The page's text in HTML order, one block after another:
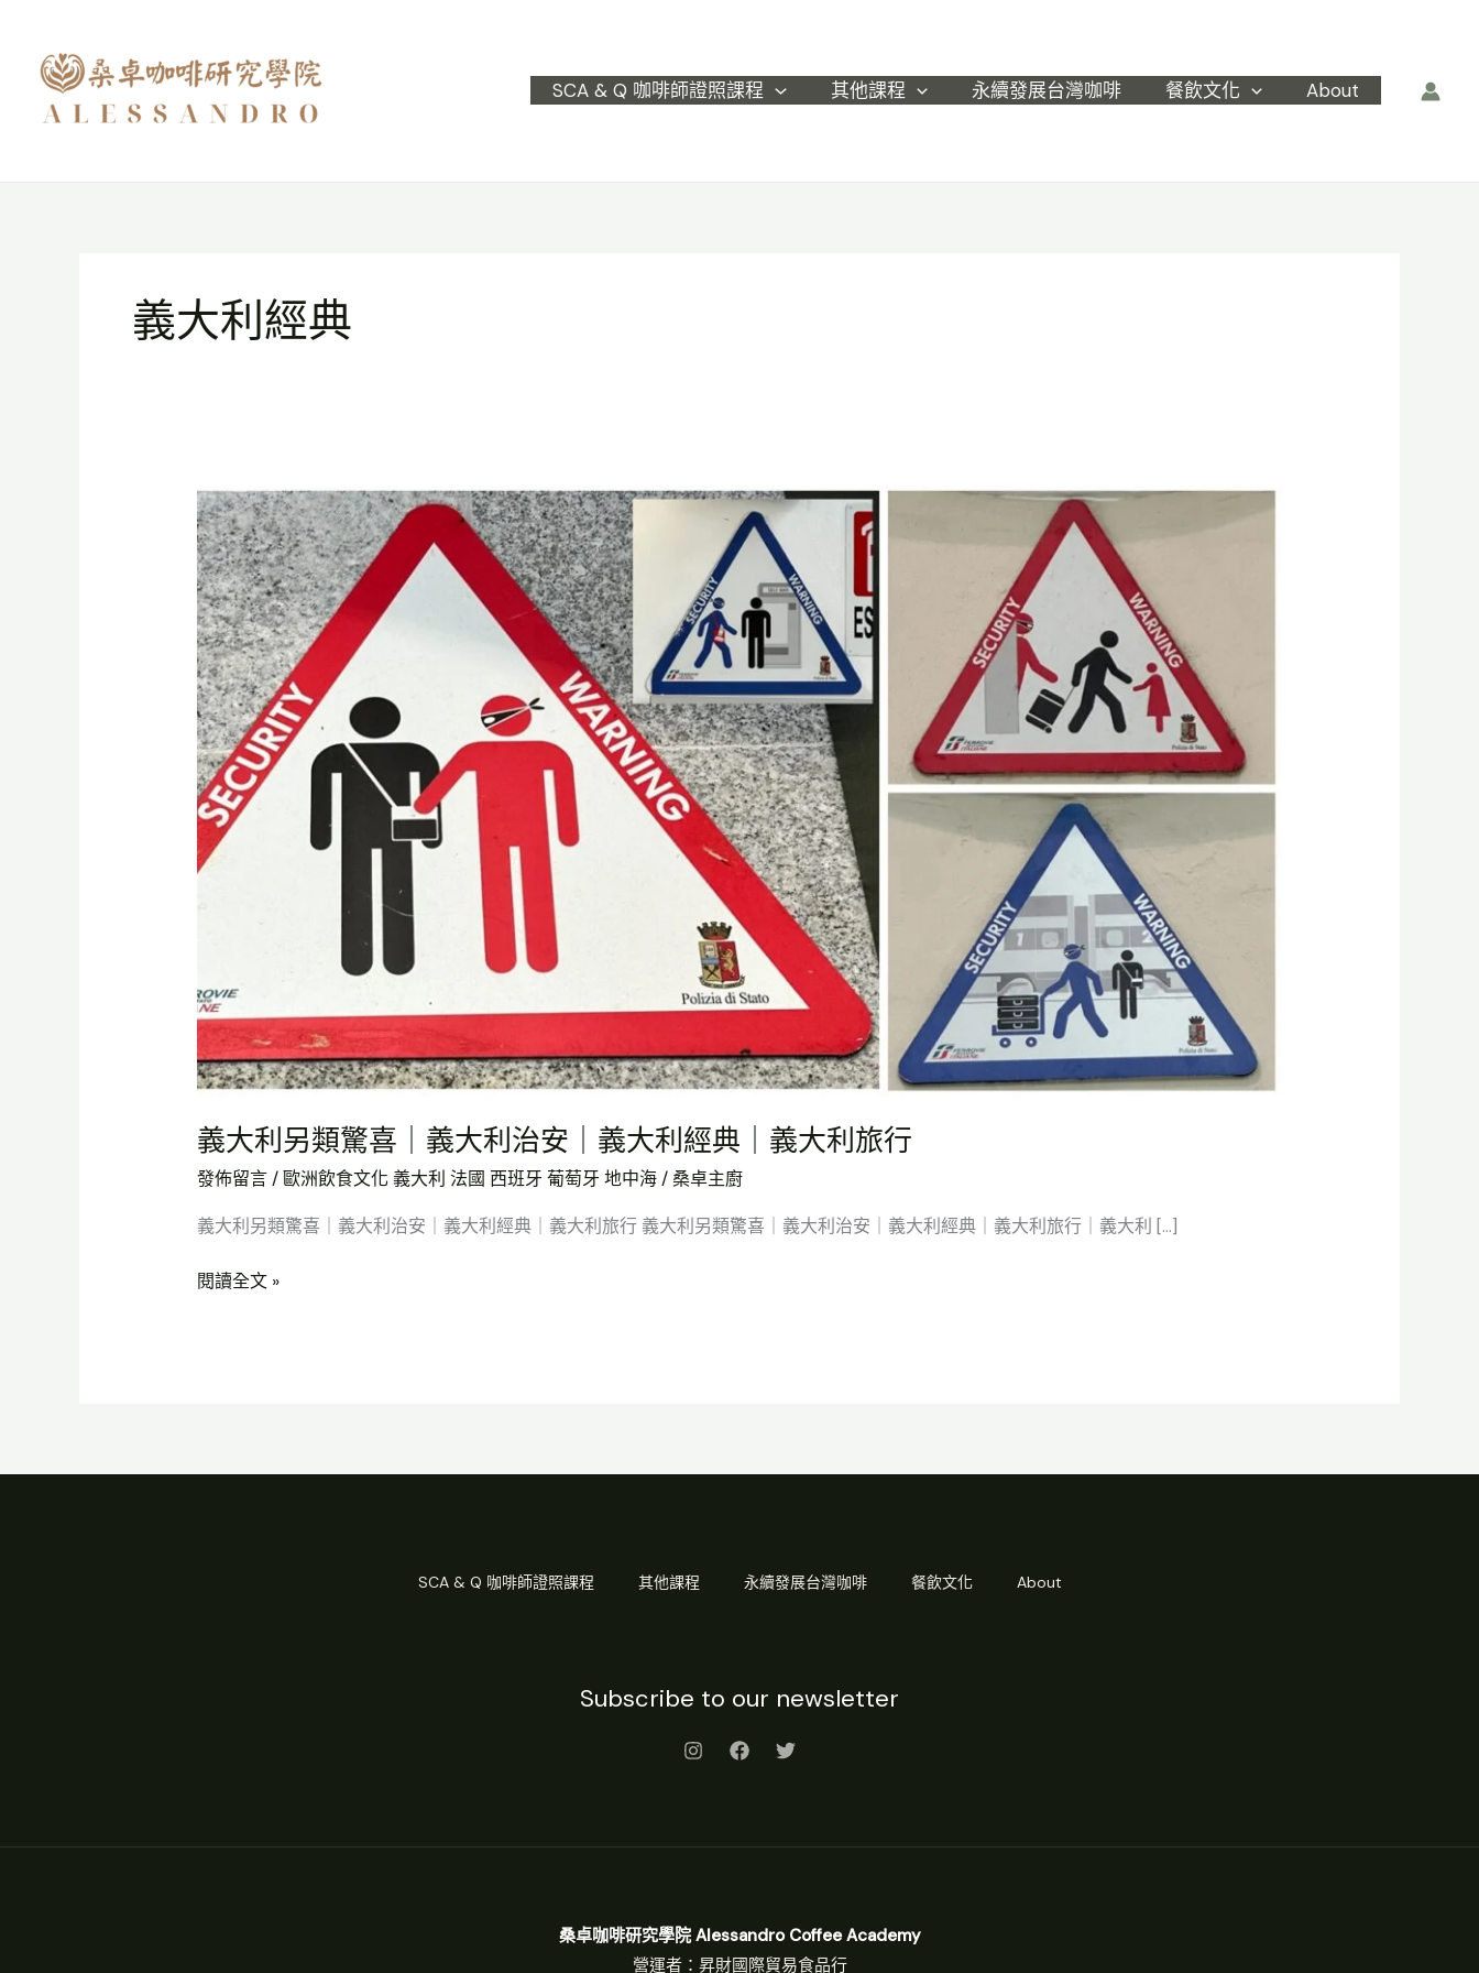
SCA & Q 咖啡師證照課程 其他課程 永續發展台灣咖啡 餐飲文化 About
義大利經典
義大利另類驚喜｜義大利治安｜義大利經典｜義大利旅行
發佈留言 /歐洲飲食文化 義大利 法國 西班牙 葡萄牙 地中海/ 桑卓主廚
義大利另類驚喜｜義大利治安｜義大利經典｜義大利旅行 義大利另類驚喜｜義大利治安｜義大利經典｜義大利旅行｜義大利 […]
義
大
利
另
類
驚
喜
｜
義
大
利
治
安
｜
經
典
｜
義
利
旅
行
閱讀全文 »
SCA & Q 咖啡師證照課程 其他課程 永續發展台灣咖啡 餐飲文化 About
Subscribe to our newsletter
桑卓咖啡研究學院 Alessandro Coffee Academy
營運者：昇財國際貿易食品行